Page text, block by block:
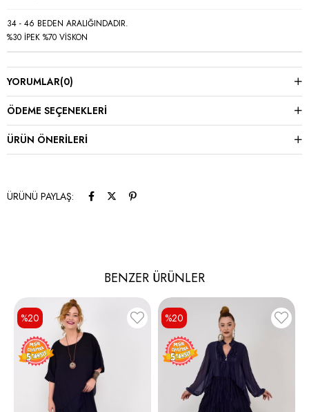
34 - 46 BEDEN ARALIĞINDADIR.
%30 İPEK %70 VİSKON
YORUMLAR(0)
ÖDEME SEÇENEKLERI
ÜRÜN ÖNERILERI
ÜRÜNÜ PAYLAŞ:
BENZER ÜRÜNLER
%20 %20